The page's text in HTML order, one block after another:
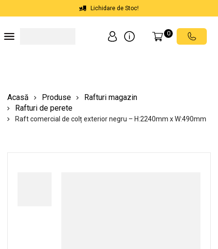
Lichidare de Stoc!
0
Acasă Produse
Rafturi magazin
Rafturi de perete
Raft comercial de colț exterior negru – H:2240mm x W:490mm